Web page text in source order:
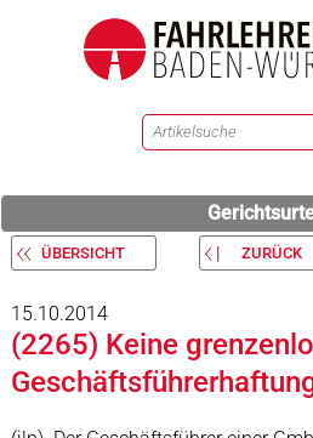
ÜBERSICHT ZURÜCK
15.10.2014
(2265) Keine